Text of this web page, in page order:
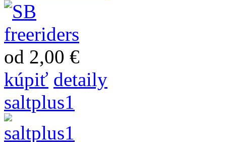
od 2,00 €
kúpiť detaily
saltplus1